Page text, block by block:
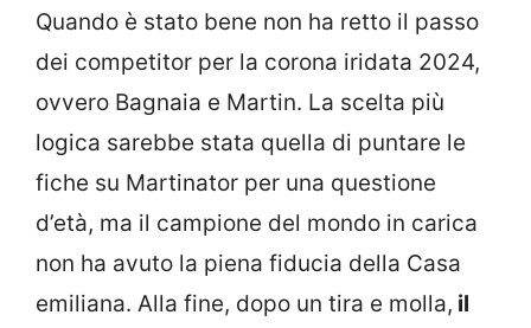
Quando è stato bene non ha retto il passo
dei competitor per la corona iridata 2024,
ovvero Bagnaia e Martin. La scelta più
logica sarebbe stata quella di puntare le
fiche su Martinator per una questione
d’età, ma il campione del mondo in carica
non ha avuto la piena fiducia della Casa
emiliana. Alla fine, dopo un tira e molla, il